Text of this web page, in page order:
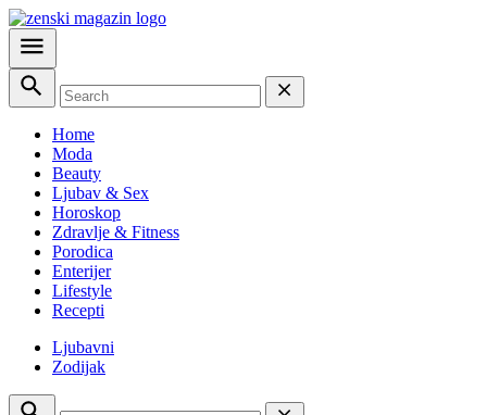
Home
Moda
Beauty
Ljubav & Sex
Horoskop
Zdravlje & Fitness
Porodica
Enterijer
Lifestyle
Recepti
Ljubavni
Zodijak